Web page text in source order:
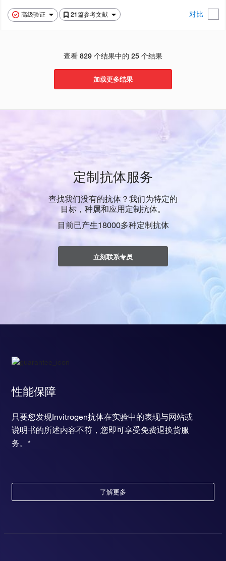
高级验证 21篇参考文献 对比
查看 829 个结果中的 25 个结果
加载更多结果
定制抗体服务
查找我们没有的抗体？我们为特定的
目标，种属和应用定制抗体。
目前已产生18000多种定制抗体
立刻联系专员
性能保障
只要您发现Invitrogen抗体在实验中的表现与网站或
说明书的所述内容不符，您即可享受免费退换货服
务。*
了解更多